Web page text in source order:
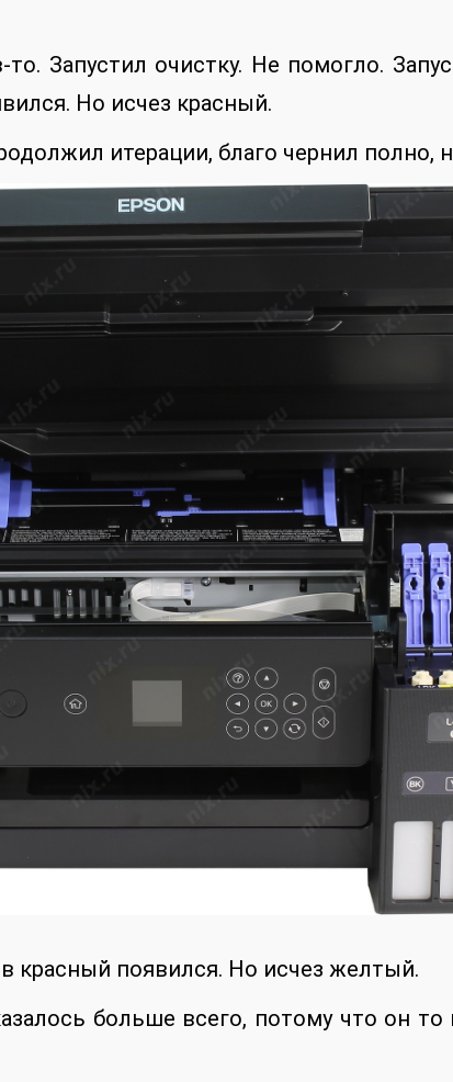
Запустил очистку. Не помогло.
Но исчез красный.
итерации, благо чернил полно,
красный появился. Но исчез желтый.
больше всего, потому что он то